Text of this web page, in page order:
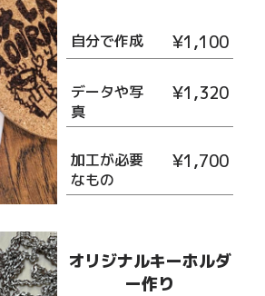
自分で作成 ¥1,100
データや写
真
¥1,320
加工が必要
なもの
¥1,700
オリジナルキーホルダ
ー作り